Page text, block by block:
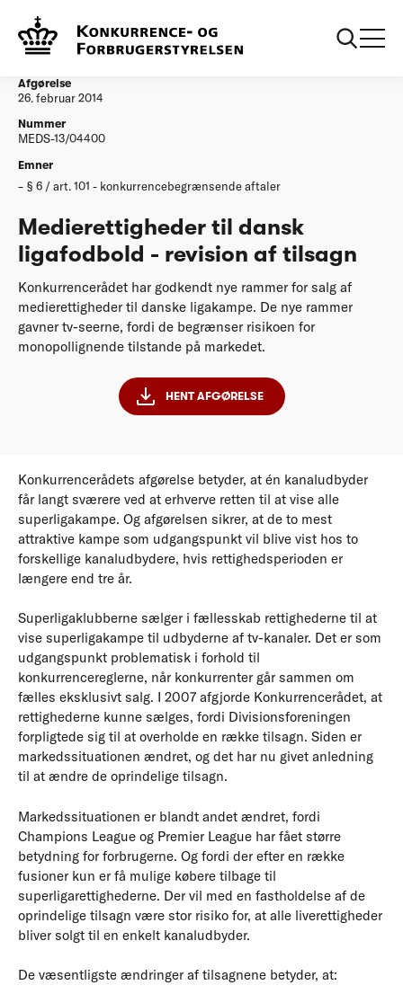
Afgørelser
revision af tilsagn
Afgørelse
26. februar 2014
Nummer
MEDS-13/04400
Emner
§ 6 / art. 101 - konkurrencebegrænsende aftaler
Medierettigheder til dansk
ligafodbold - revision af tilsagn
Konkurrencerådet har godkendt nye rammer for salg af
medierettigheder til danske ligakampe. De nye rammer
gavner tv-seerne, fordi de begrænser risikoen for
monopollignende tilstande på markedet.
HENT AFGØRELSE
Konkurrencerådets afgørelse betyder, at én kanaludbyder
får langt sværere ved at erhverve retten til at vise alle
superligakampe. Og afgørelsen sikrer, at de to mest
attraktive kampe som udgangspunkt vil blive vist hos to
forskellige kanaludbydere, hvis rettighedsperioden er
længere end tre år.
Superligaklubberne sælger i fællesskab rettighederne til at
vise superligakampe til udbyderne af tv-kanaler. Det er som
udgangspunkt problematisk i forhold til
konkurrencereglerne, når konkurrenter går sammen om
fælles eksklusivt salg. I 2007 afgjorde Konkurrencerådet, at
rettighederne kunne sælges, fordi Divisionsforeningen
forpligtede sig til at overholde en række tilsagn. Siden er
markedssituationen ændret, og det har nu givet anledning
til at ændre de oprindelige tilsagn.
Markedssituationen er blandt andet ændret, fordi
Champions League og Premier League har fået større
betydning for forbrugerne. Og fordi der efter en række
fusioner kun er få mulige købere tilbage til
superligarettighederne. Der vil med en fastholdelse af de
oprindelige tilsagn være stor risiko for, at alle liverettigheder
bliver solgt til en enkelt kanaludbyder.
De væsentligste ændringer af tilsagnene betyder, at: